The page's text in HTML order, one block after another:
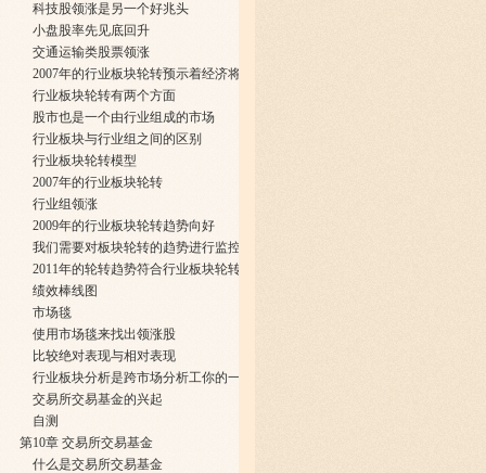
科技股领涨是另一个好兆头
小盘股率先见底回升
交通运输类股票领涨
2007年的行业板块轮转预示着经济将要走弱
行业板块轮转有两个方面
股市也是一个由行业组成的市场
行业板块与行业组之间的区别
行业板块轮转模型
2007年的行业板块轮转
行业组领涨
2009年的行业板块轮转趋势向好
我们需要对板块轮转的趋势进行监控
2011年的轮转趋势符合行业板块轮转模型
绩效棒线图
市场毯
使用市场毯来找出领涨股
比较绝对表现与相对表现
行业板块分析是跨市场分析工你的一个重要组成部分
交易所交易基金的兴起
自测
第10章 交易所交易基金
什么是交易所交易基金